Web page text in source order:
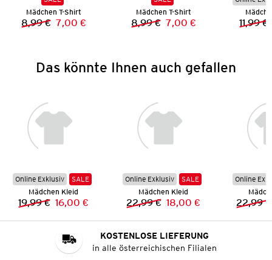
Mädchen T-Shirt
Vorheriger Preis:
8,99 € Neuer Preis:
7,00 €
Mädchen T-Shirt
Vorheriger Preis:
8,99 € Neuer Preis:
7,00 € 11,99 €
Das könnte Ihnen auch gefallen
Online Exklusiv
SALE
Mädchen Kleid
Vorheriger Preis:
19,99 € Neuer Preis:
16,00 €
Online Exklusiv
SALE
Mädchen Kleid
Vorheriger Preis:
22,99 € Neuer Preis:
18,00 €
Online
22,99 €
KOSTENLOSE LIEFERUNG
in alle österreichischen Filialen